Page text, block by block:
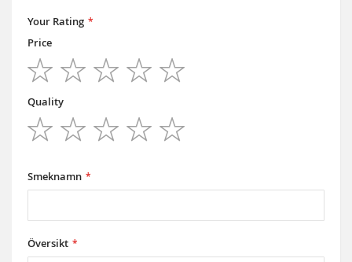
Your Rating
Price
star
stars
stars
stars
stars
Quality
Smeknamn
Översikt